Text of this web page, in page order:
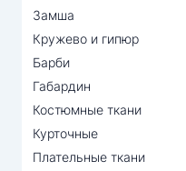
Замша
Кружево и гипюр
Барби
Габардин
Костюмные ткани
Курточные
Плательные ткани